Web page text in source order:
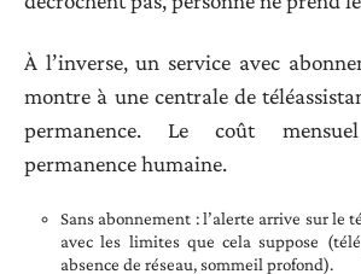
À l’inverse, un service avec
montre à une centrale de
permanence. Le coût
permanence humaine.
Sans abonnement : l’alerte arrive sur le
avec les limites que cela suppose
absence de réseau, sommeil profond).